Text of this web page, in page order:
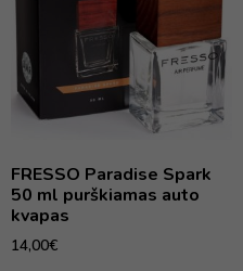
FRESSO Paradise Spark
50 ml purškiamas auto
kvapas
14,00€